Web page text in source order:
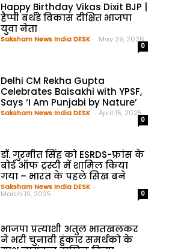
Happy Birthday Vikas Dixit BJP |
हैप्पी बर्थडे विकास दीक्षित भाजपा
युवा नेता
Saksham News India DESK - May 29, 2026
0
Delhi CM Rekha Gupta
Celebrates Baisakhi with YPSF,
Says ‘I Am Punjabi by Nature’
Saksham News India DESK - April 15, 2025
0
डॉ. गुरमीत सिंह को ESRDS-फ्रांस के
बोर्ड ऑफ ट्रस्टी में शामिल किया
गया – भारत के पहले सिख बने
Saksham News India DESK -
March 19, 2025 0
भाजपा प्रत्याशी अतुल भातखलकर
ने भरी चुनावी हुंकार समर्थको के